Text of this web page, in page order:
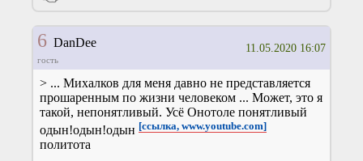
6DanDee
гость
11.05.2020 16:07
> ... Михалков для меня давно не представляется
прошаренным по жизни человеком ... Может, это я
такой, непонятливый. Усё Онотоле понятливый
одын!одын!одын [ссылка, www.youtube.com]
политота